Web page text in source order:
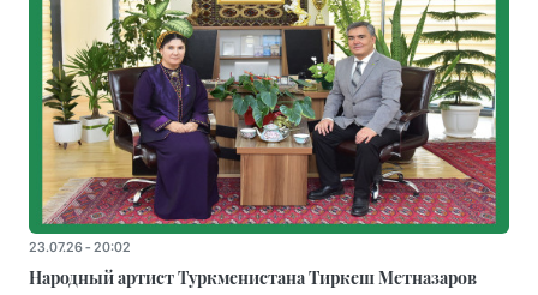
23.07.26 - 20:02
Народный артист Туркменистана Тиркеш Мeтназаров